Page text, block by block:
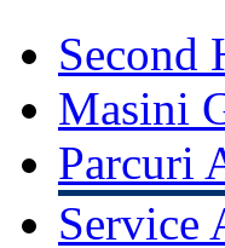
Second
Masini
Parcuri
Service